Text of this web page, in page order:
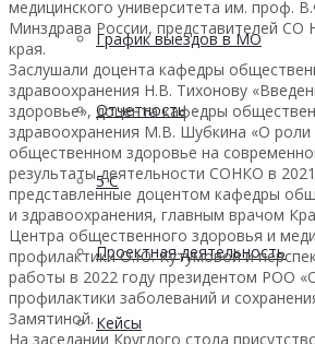
График выездов в МО
Отчетность
5 С
Проектная деятельность
Кейсы
медицинского университета им. проф.
Минздрава России, представителей СО
края.
Заслушали доцента кафедры
здравоохранения Н.В. Тихонову
здоровье», доцента кафедры
здравоохранения М.В. Шубкина «О
общественном здоровье на
результаты деятельности СОНКО в
представленные доцентом кафедры
и здравоохранения, главным врачом
Центра общественного здоровья и
профилактики О.Ю. Кутумовой и
работы в 2022 году президентом РОО
профилактики заболеваний и
Замятиной.
На заседании Круглого стола